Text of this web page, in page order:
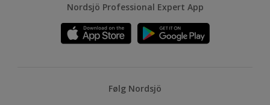
Nordsjö Professional Expert App
Følg Nordsjö